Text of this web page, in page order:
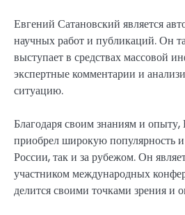
Евгений Сатановский является
научных работ и публикаций. Он
выступает в средствах массовой
экспертные комментарии и
ситуацию.
Благодаря своим знаниям и
приобрел широкую популярность
России, так и за рубежом. Он
участником международных
делится своими точками зрения и